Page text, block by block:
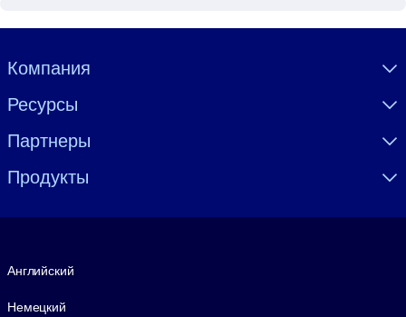
Visually hidden Text
Компания
Ресурсы
Партнеры
Продукты
Английский
Немецкий